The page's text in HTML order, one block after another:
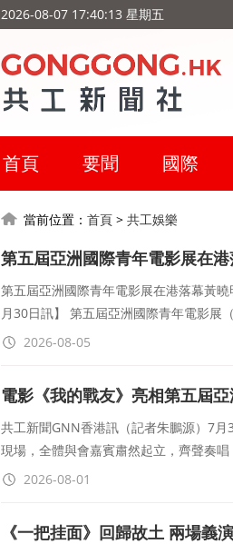
2026-08-07 17:40:14 星期五
首頁 要聞 國際
當前位置： 首頁 > 共工娛樂
第五屆亞洲國際青年電影展在
女主角
第五屆亞洲國際青年電影展在港落幕黃
月30日訊】 第五屆亞洲國際青年電影展
2026-08-05
電影《我的戰友》亮相第五屆
共工新聞GNN香港訊（記者朱鵬源）7
現場，全體與會嘉賓肅然起立，齊聲奏
2026-08-01
《一把挂面》回歸故土 兩場